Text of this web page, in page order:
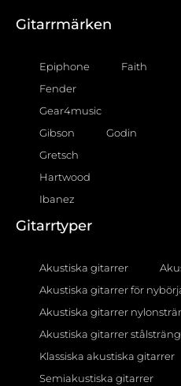
Gitarrmärken
Epiphone
Faith
Fender
Gear4music
Gibson
Godin
Gretsch
Hartwood
Ibanez
Gitarrtyper
Akustiska gitarrer
Akustiska gitarrer för
Akustiska gitarrer
Akustiska gitarrer
Klassiska akustiska gitarrer
Semiakustiska gitarrer